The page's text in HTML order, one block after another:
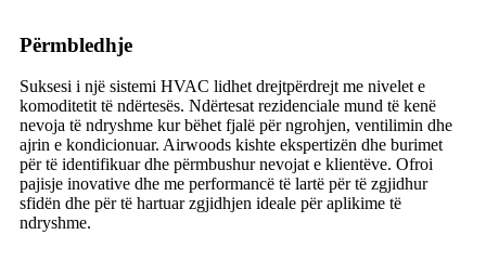
Përmbledhje
Suksesi i një sistemi HVAC lidhet drejtpërdrejt me nivelet e
komoditetit të ndërtesës. Ndërtesat rezidenciale mund të kenë
nevoja të ndryshme kur bëhet fjalë për ngrohjen, ventilimin dhe
ajrin e kondicionuar. Airwoods kishte ekspertizën dhe burimet
për të identifikuar dhe përmbushur nevojat e klientëve. Ofroi
pajisje inovative dhe me performancë të lartë për të zgjidhur
sfidën dhe për të hartuar zgjidhjen ideale për aplikime të
ndryshme.